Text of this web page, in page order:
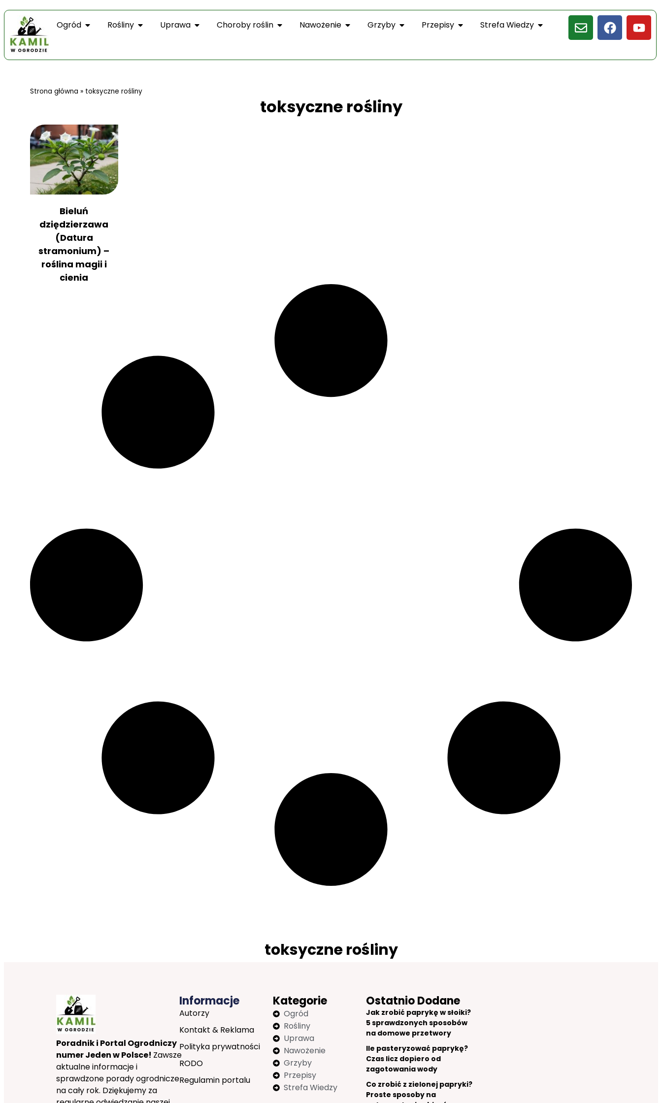
Ogród Rośliny Uprawa Choroby roślin Nawożenie Grzyby Przepisy Strefa Wiedzy
Strona główna » toksyczne rośliny
toksyczne rośliny
Bieluń
dziędzierzawa
(Datura
stramonium) –
roślina magii i
cienia
toksyczne rośliny
Poradnik i Portal Ogrodniczy
numer Jeden w Polsce! Zawsze
aktualne informacje i
sprawdzone porady ogrodnicze
na cały rok. Dziękujemy za
Informacje
Autorzy
Kontakt & Reklama
Polityka prywatności
RODO
Regulamin portalu
Kategorie
Ogród
Rośliny
Uprawa
Nawożenie
Grzyby
Przepisy
Strefa Wiedzy
Ostatnio Dodane
Jak zrobić paprykę w słoiki?
5 sprawdzonych sposobów
na domowe przetwory
Ile pasteryzować paprykę?
Czas licz dopiero od
zagotowania wody
Co zrobić z zielonej papryki?
Proste sposoby na